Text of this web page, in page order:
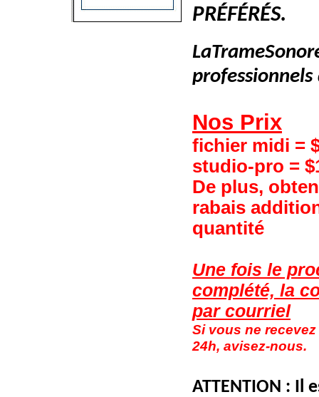
PRÉFÉRÉS.
Nos Prix
fichier midi =
studio-pro =
De plus,
rabais
quantité
Une fois le
complété, la
par courriel
Si vous ne
24h, avisez-nous.
ATTENTION : Il